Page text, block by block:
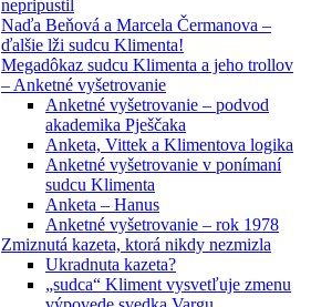
nepripustil
Naďa Beňová a Marcela Čermanova –
ďalšie lži sudcu Klimenta!
Megadôkaz sudcu Klimenta a jeho trollov
– Anketné vyšetrovanie
Anketné vyšetrovanie – podvod
akademika Pješčaka
Anketa, Vittek a Klimentova logika
Anketné vyšetrovanie v ponímaní
sudcu Klimenta
Anketa – Hanus
Anketné vyšetrovanie – rok 1978
Zmiznutá kazeta, ktorá nikdy nezmizla
Ukradnuta kazeta?
„sudca“ Kliment vysvetľuje zmenu